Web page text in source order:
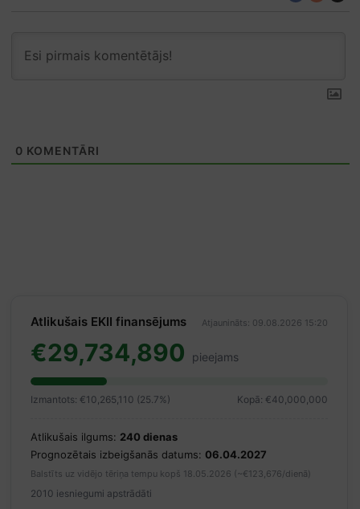
0 KOMENTĀRI
Atlikušais EKII finansējums Atjaunināts: 09.08.2026 15:20
€29,734,890 pieejams
Izmantots: €10,265,110 (25.7%) Kopā: €40,000,000
Atlikušais ilgums: 240 dienas
Prognozētais izbeigšanās datums: 06.04.2027
Balstīts uz vidējo tēriņa tempu kopš 18.05.2026 (~€123,676/dienā)
2010 iesniegumi apstrādāti